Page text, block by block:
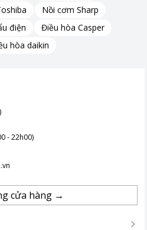
Nồi cơm Sharp
điện
Điều hòa Casper
hòa daikin
- 22h00)
cửa hàng →